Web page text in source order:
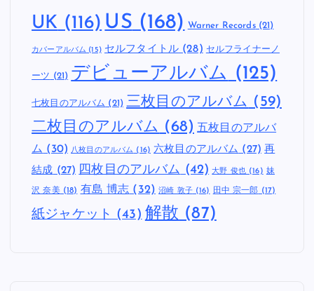
UK (116) US (168) Warner Records(21)
カバーアルバム (15) セルフタイトル(28) セルフライナーノ
ーツ (21) デビューアルバム (125)
七枚目のアルバム (21) 三枚目のアルバム (59)
二枚目のアルバム (68) 五枚目のアルバ
ム (30) 八枚目のアルバム (16) 六枚目のアルバム (27) 再
結成 (27) 四枚目のアルバム (42) 大野 俊也(16) 妹
沢 奈美(18) 有島 博志 (32) 沼崎 敦子(16) 田中 宗一郎 (17)
紙ジャケット (43) 解散 (87)